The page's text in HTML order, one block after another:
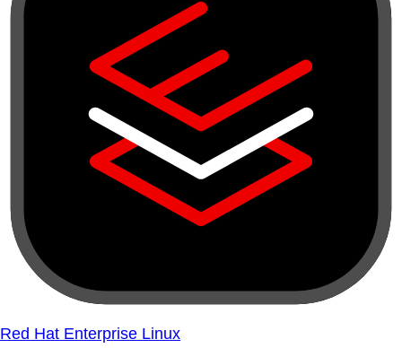
Red Hat Enterprise Linux